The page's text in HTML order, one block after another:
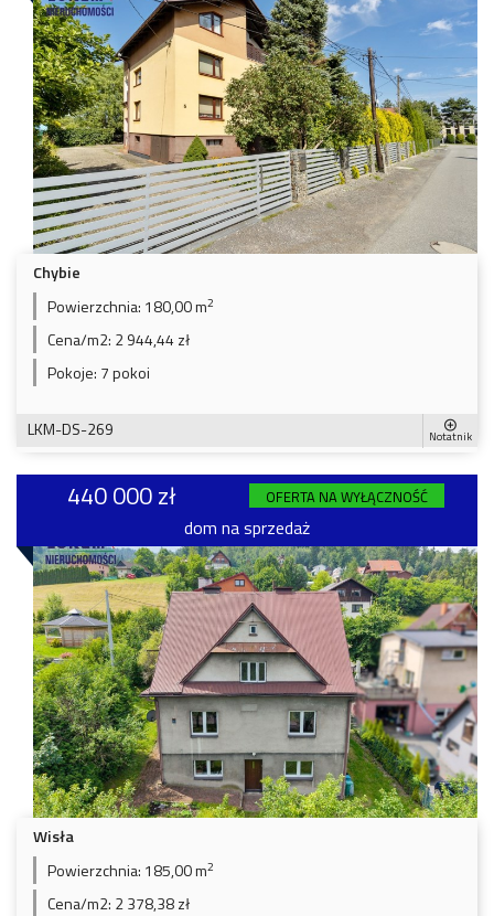
Chybie
Powierzchnia: 180,00 m2
Cena/m2: 2 944,44 zł
Pokoje: 7 pokoi
LKM-DS-269 Notatnik
440 000 zł OFERTA NA WYŁĄCZNOŚĆ
dom na sprzedaż
Wisła
Powierzchnia: 185,00 m2
Cena/m2: 2 378,38 zł